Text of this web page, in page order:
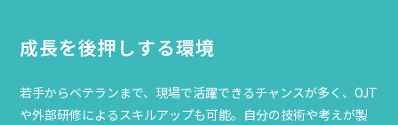
成長を後押しする環境
若手からベテランまで、現場で活躍できるチャンスが多く、OJT
や外部研修によるスキルアップも可能。自分の技術や考えが製